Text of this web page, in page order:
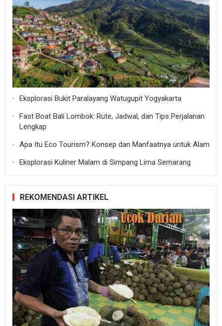
Eksplorasi Bukit Paralayang Watugupit Yogyakarta
Fast Boat Bali Lombok: Rute, Jadwal, dan Tips Perjalanan
Lengkap
Apa Itu Eco Tourism? Konsep dan Manfaatnya untuk Alam
Eksplorasi Kuliner Malam di Simpang Lima Semarang
REKOMENDASI ARTIKEL